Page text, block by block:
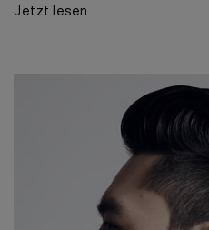
Jetzt lesen